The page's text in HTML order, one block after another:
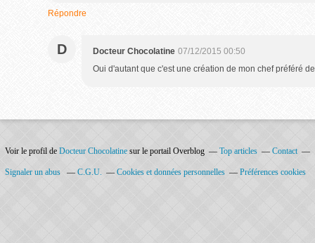
Répondre
D Docteur Chocolatine 07/12/2015 00:50
Oui d'autant que c'est une création de mon chef préféré
Voir le profil de Docteur Chocolatine sur le portail Overblog Top articles Contact
Signaler un abus C.G.U. Cookies et données personnelles Préférences cookies